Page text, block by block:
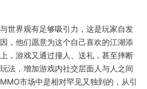
世界观有足够吸引力，这是玩家自发
，他们愿意为这个自己喜欢的江湖添
，游戏又通过撞人、送礼，甚至摔断
法，增加游戏内社交层面人与人之间
市场中是相对罕见又独到的，从引